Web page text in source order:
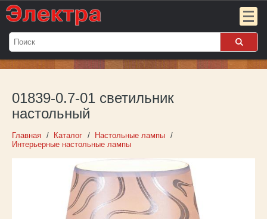
Мой
Пока
пуст
Войти
О компании
01839-0.7-01 светильник
настольный
Главная Каталог
Настольные лампы
Интерьерные настольные лампы